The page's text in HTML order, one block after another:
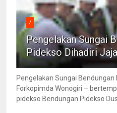
7
Pengelakan Sungai
Pidekso Dihadiri
Pengelakan Sungai
Forkopimda Wonogiri –
pidekso Bendungan Pidekso